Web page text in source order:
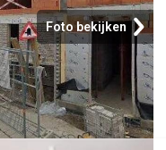
Foto bekijken